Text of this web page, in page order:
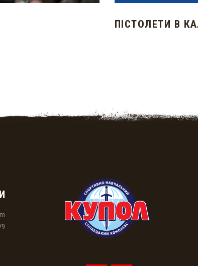
ПІСТОЛЕТИ В